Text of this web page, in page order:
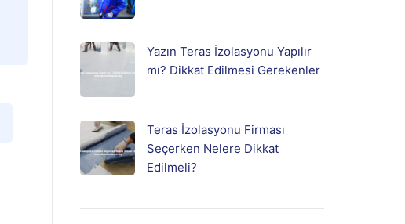
Yazın Teras İzolasyonu Yapılır
mı? Dikkat Edilmesi Gerekenler
Teras İzolasyonu Firması
Seçerken Nelere Dikkat
Edilmeli?